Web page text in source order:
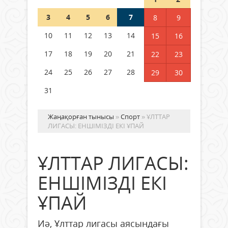
Германия аптап ыстыққа
бастады
04 тамыз 2026 ж.
3
4 5 6 7 8
9
10
11 12 13 14 15
16
17
18 19 20 21 22
23
24
25 26 27 28 29
30
31
Жаңақорған тынысы »Спорт » ҰЛТТАР
ЛИГАСЫ: ЕНШІМІЗДІ ЕКІ ҰПАЙ
ҰЛТТАР ЛИГАСЫ:
ЕНШІМІЗДІ ЕКІ
ҰПАЙ
Иә, Ұлттар лигасы аясындағы